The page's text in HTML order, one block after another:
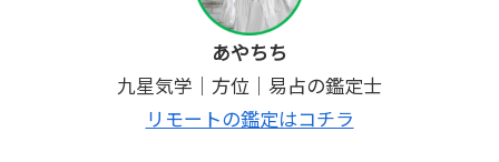
あやちち
九星気学｜方位｜易占の鑑定士
リモートの鑑定はコチラ